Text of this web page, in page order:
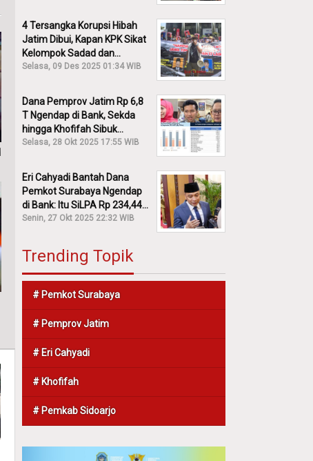
4 Tersangka Korupsi Hibah
Jatim Dibui, Kapan KPK Sikat
Kelompok Sadad dan
Iskandar?
Selasa, 09 Des 2025 01:34 WIB
Dana Pemprov Jatim Rp 6,8
T Ngendap di Bank, Sekda
hingga Khofifah Sibuk
Membantah!
Selasa, 28 Okt 2025 17:55 WIB
Eri Cahyadi Bantah Dana
Pemkot Surabaya Ngendap
di Bank: Itu SiLPA Rp 234,44
M!
Senin, 27 Okt 2025 22:32 WIB
Trending Topik
# Pemkot Surabaya
# Pemprov Jatim
# Eri Cahyadi
# Khofifah
# Pemkab Sidoarjo